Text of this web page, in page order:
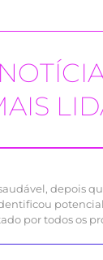
depois
por todos os